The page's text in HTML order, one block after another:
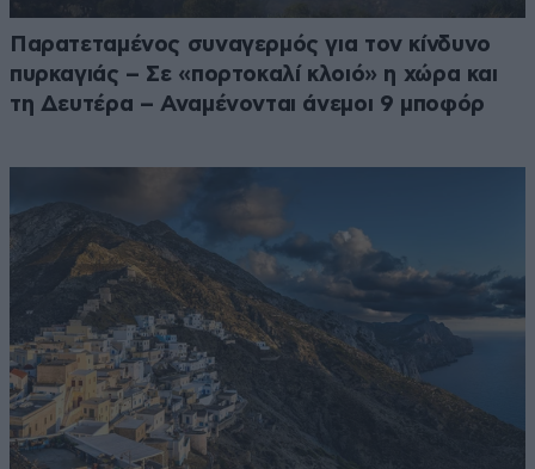
Παρατεταμένος συναγερμός για τον κίνδυνο
πυρκαγιάς – Σε «πορτοκαλί κλοιό» η χώρα και
τη Δευτέρα – Αναμένονται άνεμοι 9 μποφόρ